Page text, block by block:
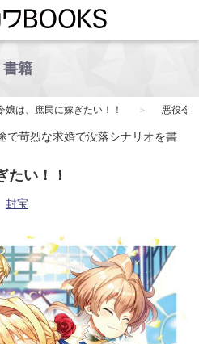
書籍
嬢は、庶民に嫁ぎたい！！ 悪役令
で苛烈な求婚で没落シナリオを書
たい！！
封宝